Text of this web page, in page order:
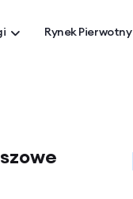
Rynek Pierwotny